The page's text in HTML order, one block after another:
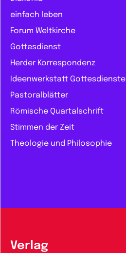
einfach leben
Forum Weltkirche
Gottesdienst
Herder Korrespondenz
Ideenwerkstatt Gottesdienste
Pastoralblätter
Römische Quartalschrift
Stimmen der Zeit
Theologie und Philosophie
Verlag